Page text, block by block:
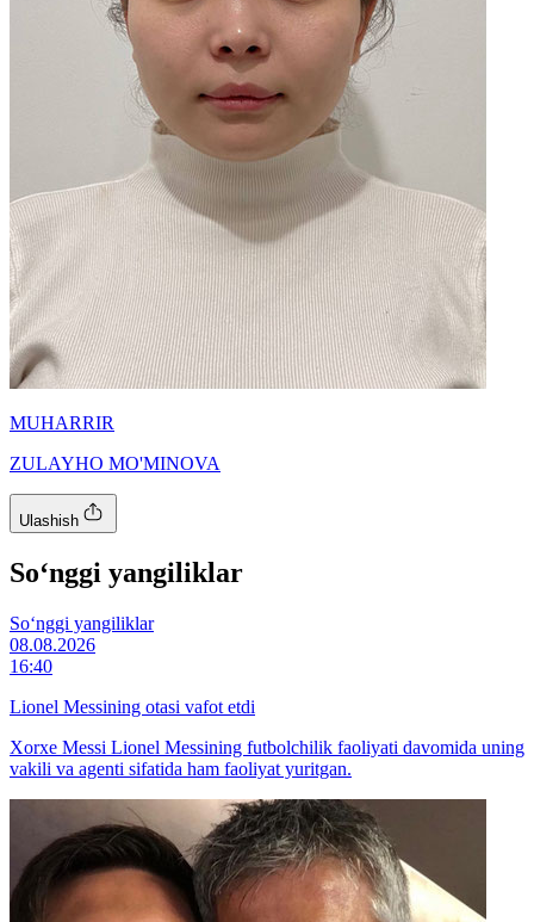
MUHARRIR
ZULAYHO MO'MINOVA
Ulashish
So‘nggi yangiliklar
So‘nggi yangiliklar
08.08.2026
16:40
Lionel Messining otasi vafot etdi
Xorxe Messi Lionel Messining futbolchilik faoliyati davomida uning
vakili va agenti sifatida ham faoliyat yuritgan.